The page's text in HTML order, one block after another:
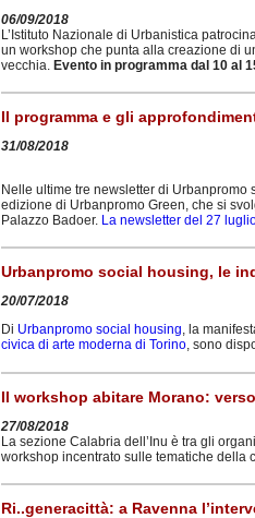
06/09/2018
L’Istituto Nazionale di Urbanistica
un workshop che punta alla creazione di
vecchia. Evento in programma dal 10 al
Il programma e gli
31/08/2018
Nelle ultime tre newsletter di Urbanpromo
edizione di Urbanpromo Green, che si
Palazzo Badoer. La newsletter del 27
Urbanpromo social housing, le
20/07/2018
Di Urbanpromo social housing, la
civica di arte moderna di Torino, sono
Il workshop abitare Morano:
27/08/2018
La sezione Calabria dell’Inu è tra gli
workshop incentrato sulle tematiche della
Ri..generacittà: a Ravenna